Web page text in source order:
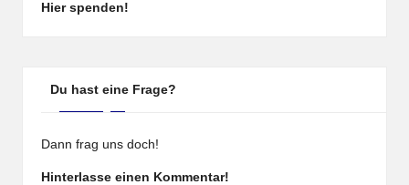
Hier spenden!
Du hast eine Frage?
Dann frag uns doch!
Hinterlasse einen Kommentar!